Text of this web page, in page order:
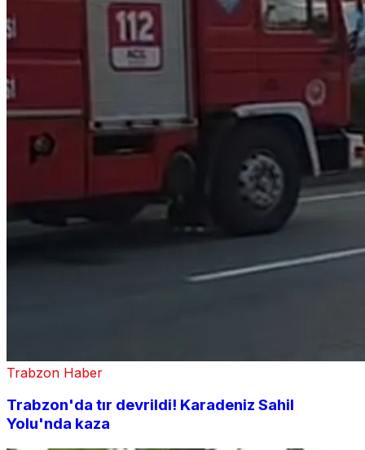
Trabzon Haber
Trabzon'da tır devrildi! Karadeniz Sahil
Yolu'nda kaza